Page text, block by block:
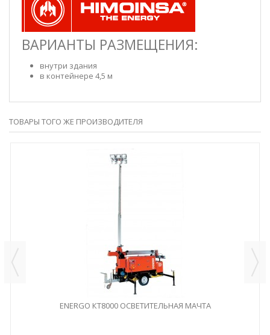
ВАРИАНТЫ РАЗМЕЩЕНИЯ:
внутри здания
в контейнере 4,5 м
ТОВАРЫ ТОГО ЖЕ ПРОИЗВОДИТЕЛЯ
ENERGO КТ8000 ОСВЕТИТЕЛЬНАЯ МАЧТА